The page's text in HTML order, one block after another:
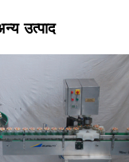
उत्पाद